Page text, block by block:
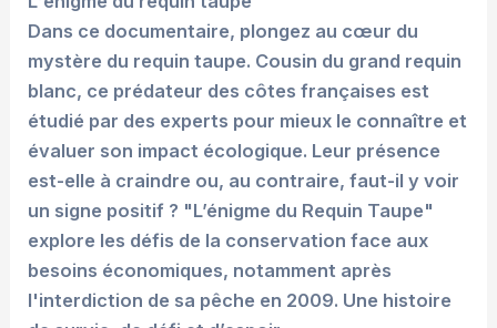
Dans ce documentaire, plongez au cœur du
mystère du requin taupe. Cousin du grand requin
blanc, ce prédateur des côtes françaises est
étudié par des experts pour mieux le connaître et
évaluer son impact écologique. Leur présence
est-elle à craindre ou, au contraire, faut-il y voir
un signe positif ? "L’énigme du Requin Taupe"
explore les défis de la conservation face aux
besoins économiques, notamment après
l'interdiction de sa pêche en 2009. Une histoire